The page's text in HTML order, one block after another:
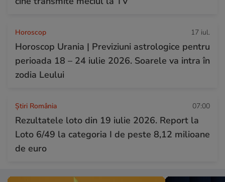
Horoscop 17 iul.
Horoscop Urania | Previziuni astrologice pentru
perioada 18 – 24 iulie 2026. Soarele va intra în
zodia Leului
Știri România 07:00
Rezultatele loto din 19 iulie 2026. Report la
Loto 6/49 la categoria I de peste 8,12 milioane
de euro